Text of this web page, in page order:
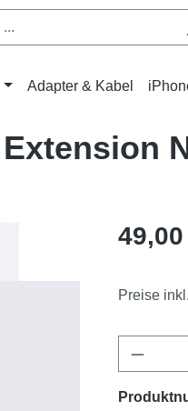
Adapter & Kabel
Regulärer
Preise